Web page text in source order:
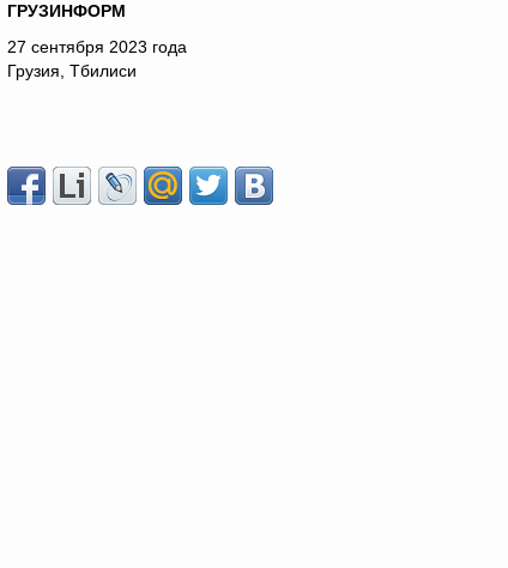
ГРУЗИНФОРМ
27 сентября 2023 года
Грузия, Тбилиси